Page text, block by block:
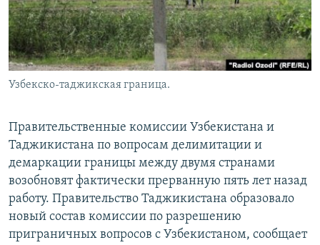
Узбекско-таджикская граница.
Правительственные комиссии Узбекистана и
Таджикистана по вопросам делимитации и
демаркации границы между двумя странами
возобновят фактически прерванную пять лет назад
работу. Правительство Таджикистана образовало
новый состав комиссии по разрешению
приграничных вопросов с Узбекистаном, сообщает